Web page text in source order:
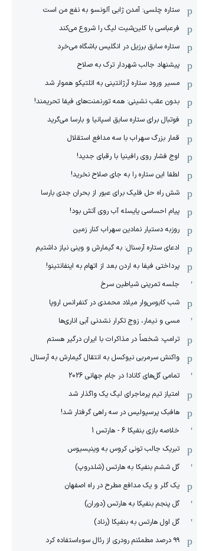
ستاره چلسی: آمدن ژابی آلونسو به نفع من است
فرعباسی با کلین‌شیت لیگ را شروع می‌کند
ستاره سابق برزیل در انگلیس باشگاه می‌خرد
پیشنهاد جالب شهردار ترک به صلاح
مسیر ورود ستاره آرژانتینی به اتلتیکو هموار شد
بدون عقب نشینی: همه تورنمنت‌های فیفا تحریمند!
فوتبال برای ستاره سابق اسپانیا و بارسا می‌گرید
قمار بزرگ سهراب با سه مدافع استقلال
اوج فشار روی رافینیا با رقبای جدید!
لطفا این ستاره را به جای صلاح نخرید!
شش راه حل فلیک برای عبور از بحران جدی بارسا
پیام احساسی یایسله آب روی آتش بود!
روزبه دستیار نمادین سهراب کنار زمین
ادعای ستاره آرسنال: به گیمارش و وینی نیاز داشتیم
پرداختی فیفا به اردن بعد از اتهام به اینفانتینو!
جلسه تمرینی شیاطین سرخ
شب کابوس‌وار میلاد محمدی در کنفرانس اروپا
مسی و نیمار، زوج تکرار نشدنی آبی اناری‌ها
ترامپ: شخصاً در مذاکرات با ایران درگیر هستم
واکنش سرمربی نیوکسل به انتقال گیمارش به آرسنال
تمامی گل‌های کانادا در جام جهانی 2026
امتیاز تیم پرماجرای لیگ یک واگذار شد
هافبک پرسپولیس در سه راهی گرفتار شد!
خلاصه بازی بنفیکا 6 - هارتس 1
تبریک جالب تونی کروس به وینیسیوس
گل ششم بنفیکا به هارتس (شلدروپ)
یک گلر و یک مدافع مطرح در راه اصفهان
گل پنجم بنفیکا به هارتس (دوران)
گل اول هارتس به بنفیکا (رناد)
۹۹ درصد مطمئنم رودری از رئال سوءاستفاده کرد